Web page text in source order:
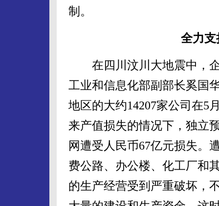
制。
全力
在四川汶川大地震中，企
工业和信息化部副部长奚国
地区的大约14207家公司在5
来产值损失的情况下，独立
网遭受人民币67亿元损失。
费公路、办公楼、化工厂和
的生产经营受到严重破坏，